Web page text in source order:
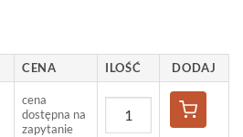
CENA ILOŚĆ DODAJ
cena
dostępna na
zapytanie